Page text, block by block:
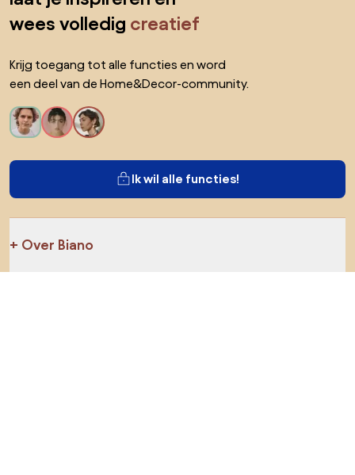
wees volledig creatief
Krijg toegang tot alle functies en word
een deel van de Home&Decor-community.
Ik wil alle functies!
Over Biano